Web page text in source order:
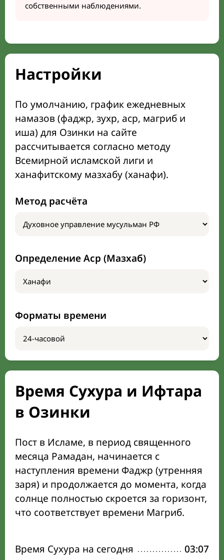
собственными наблюдениями.
Настройки
По умолчанию, график ежедневных
намазов (фаджр, зухр, аср, магриб и
иша) для Озинки на сайте
рассчитывается согласно методу
Всемирной исламской лиги и
ханафитскому мазхабу (ханафи).
Метод расчёта
Определение Аср (Мазхаб)
Форматы времени
Время Сухура и Ифтара
в Озинки
Пост в Исламе, в период священного
месяца Рамадан, начинается с
наступления времени Фаджр (утренняя
заря) и продолжается до момента, когда
солнце полностью скроется за горизонт,
что соответствует времени Магриб.
Время Сухура на сегодня 03:07